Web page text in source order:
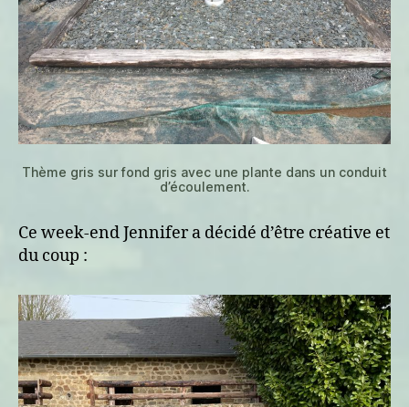
Thème gris sur fond gris avec une plante dans un conduit
d’écoulement.
Ce week-end Jennifer a décidé d’être créative et
du coup :